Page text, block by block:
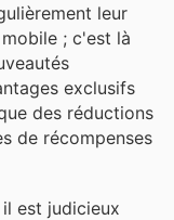
leur
; c'est là
exclusifs
des réductions
de récompenses
est judicieux